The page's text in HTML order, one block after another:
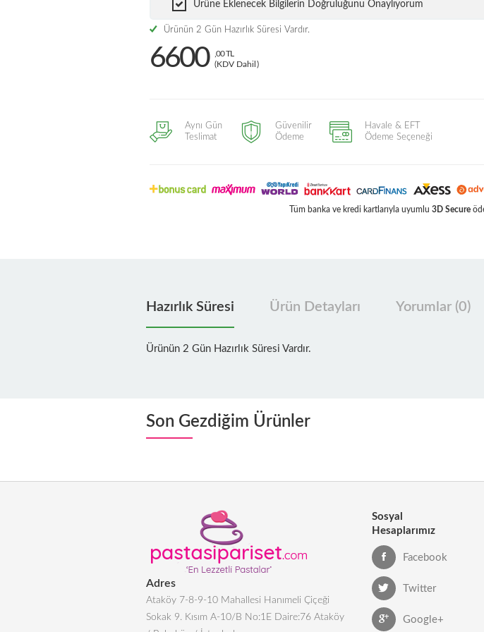
Ürüne Eklenecek Bilgilerin Doğruluğunu Onaylıyorum
Ürünün 2 Gün Hazırlık Süresi Vardır.
6600
,00 TL
(KDV Dahil)
Aynı Gün
Teslimat
Güvenilir
Ödeme
Havale & EFT
Ödeme Seçeneği
Tüm banka ve kredi kartlarıyla uyumlu 3D Secure
Hazırlık Süresi Ürün Detayları Yorumlar (0)
Ürünün 2 Gün Hazırlık Süresi Vardır.
Son Gezdiğim Ürünler
Adres
Ataköy 7-8-9-10 Mahallesi Hanımeli Çiçeği
Sokak 9. Kısım A-10/B No:1E Daire:76 Ataköy
Sosyal
Hesaplarımız
Facebook
Twitter
Google+